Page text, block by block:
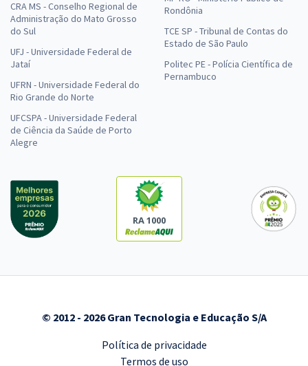
CRA MS - Conselho Regional de
Administração do Mato Grosso
do Sul
UFJ - Universidade Federal de
Jataí
UFRN - Universidade Federal do
Rio Grande do Norte
UFCSPA - Universidade Federal
de Ciência da Saúde de Porto
Alegre
Rondônia
TCE SP - Tribunal de Contas do
Estado de São Paulo
Politec PE - Polícia Científica de
Pernambuco
RA 1000
© 2012 - 2026 Gran Tecnologia e Educação S/A
Política de privacidade
Termos de uso